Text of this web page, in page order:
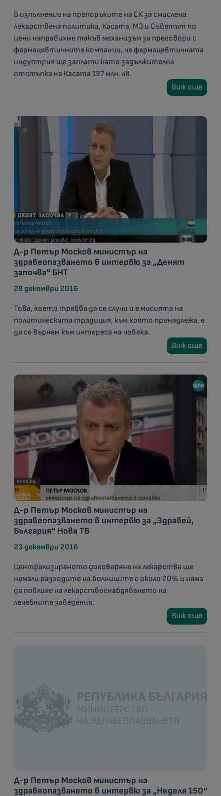
В изпълнение на препоръките на ЕК за смислена
лекарствена политика, Касата, МЗ и Съветът по
цени направихме такъв механизъм за преговори с
фармацевтичните компании, че фармацевтичната
индустрия ще заплати като задължителна
отстъпка на Касата 137 млн. лв.
Виж още
Д-р Петър Москов министър на
здравеопазването в интервю за „Денят
започва“ БНТ
28 декември 2016
Това, което трябва да се случи и е мисията на
политическата традиция, към която принадлежа, е
да се върнем към интереса на човека.
Виж още
Д-р Петър Москов министър на
здравеопазването в интервю за „Здравей,
България“ Нова ТВ
23 декември 2016
Централизираното договаряне на лекарства ще
намали разходите на болниците с около 20% и няма
да повлияе на лекарствоснабдяването на
лечебните заведения.
Виж още
Д-р Петър Москов министър на
здравеопазването в интервю за „Неделя 150“